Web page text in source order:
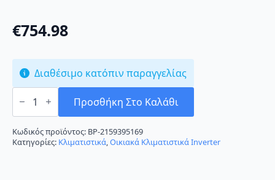
€754.98
Διαθέσιμο κατόπιν παραγγελίας
Gree
GRC-
N6
Κλιματιστικό
Inverter
16000
Προσθήκη Στο Καλάθι
Κωδικός προϊόντος: BP-2159395169
Κατηγορίες: Κλιματιστικά Οικιακά Κλιματιστικά Inverter